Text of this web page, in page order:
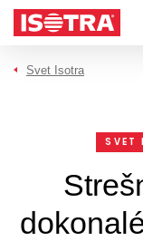
Preskočiť na obsah
Svet Isotra
SVET